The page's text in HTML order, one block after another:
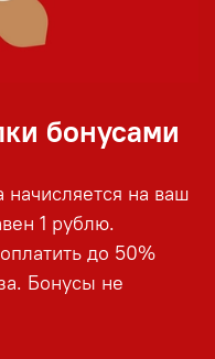
бонусами
на ваш
1 рублю.
до 50%
Бонусы не